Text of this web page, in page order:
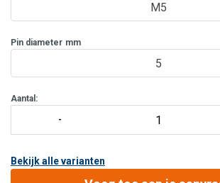
M5
Pin diameter mm
5
Aantal:
Bekijk alle varianten